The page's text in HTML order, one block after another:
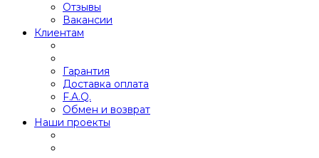
Отзывы
Вакансии
Клиентам
Гарантия
Доставка оплата
F.A.Q.
Обмен и возврат
Наши проекты